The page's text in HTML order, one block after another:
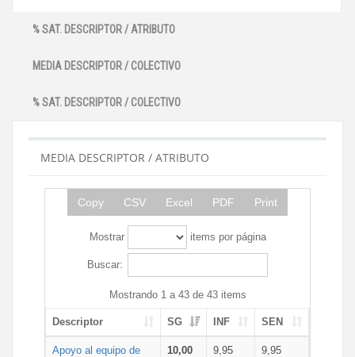
% SAT. DESCRIPTOR / ATRIBUTO
MEDIA DESCRIPTOR / COLECTIVO
% SAT. DESCRIPTOR / COLECTIVO
MEDIA DESCRIPTOR / ATRIBUTO
Copy CSV Excel PDF Print
Mostrar items por página
Buscar:
Mostrando 1 a 43 de 43 items
Descriptor SG INF SEN
Apoyo al equipo de
10,00 9,95 9,95